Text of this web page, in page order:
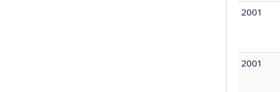
2001
2001